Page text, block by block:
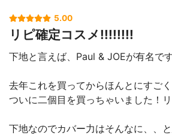
5.00
リピ確定コスメ!!!!!!!!
下地と言えば、Paul & JOEが有名で
去年これを買ってからほんとにすご
ついに二個目を買っちゃいました！
下地なのでカバー力はそんなに、、